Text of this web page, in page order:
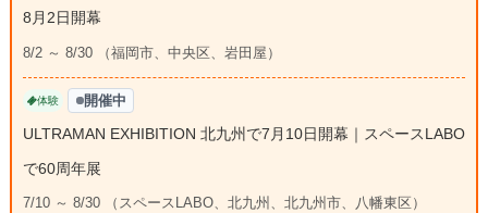
8月2日開幕
8/2 ～ 8/30 （福岡市、中央区、岩田屋）
体験 開催中
ULTRAMAN EXHIBITION 北九州で7月10日開幕｜スペースLABO
で60周年展
7/10 ～ 8/30 （スペースLABO、北九州、北九州市、八幡東区）